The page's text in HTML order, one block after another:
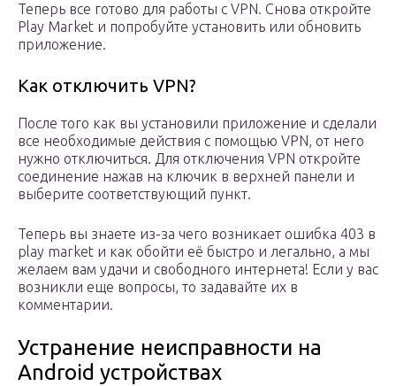
Теперь все готово для работы с VPN. Снова откройте
Play Market и попробуйте установить или обновить
приложение.
Как отключить VPN?
После того как вы установили приложение и сделали
все необходимые действия с помощью VPN, от него
нужно отключиться. Для отключения VPN откройте
соединение нажав на ключик в верхней панели и
выберите соответствующий пункт.
Теперь вы знаете из-за чего возникает ошибка 403 в
play market и как обойти её быстро и легально, а мы
желаем вам удачи и свободного интернета! Если у вас
возникли еще вопросы, то задавайте их в
комментарии.
Устранение неисправности на
Android устройствах